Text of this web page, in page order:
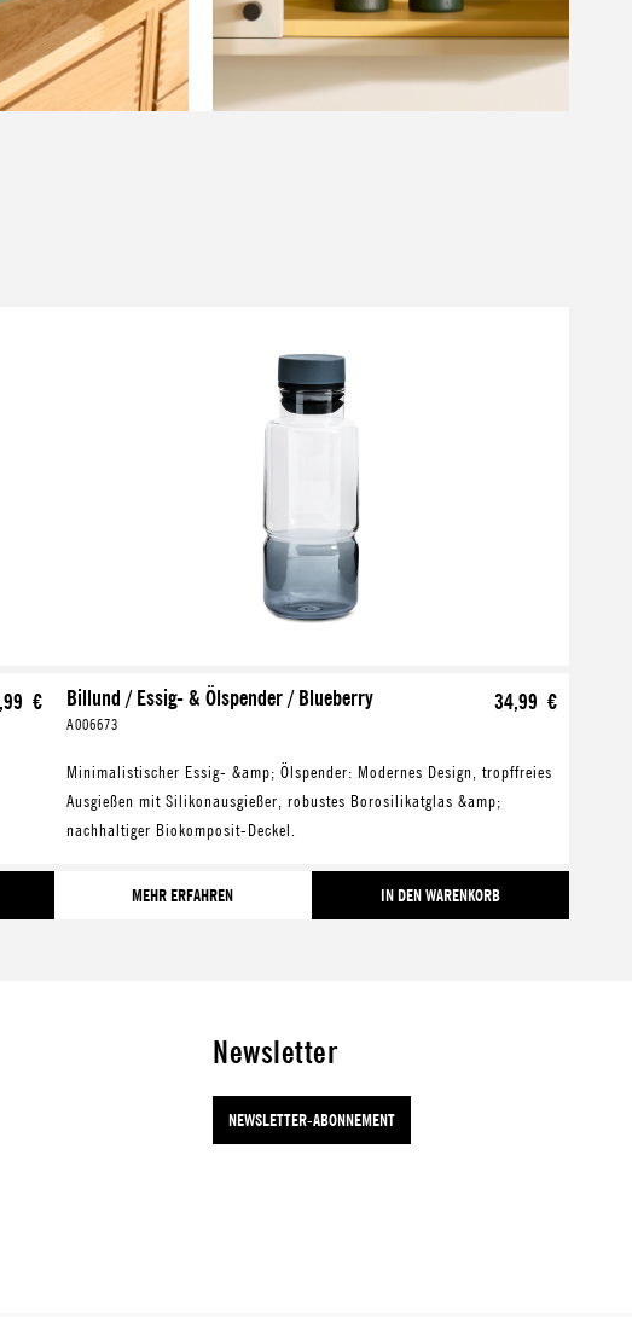
€ Billund / Essig- & Ölspender / Blueberry
A006673
34,99 €
Minimalistischer Essig- &amp; Ölspender: Modernes Design, tropffreies
Ausgießen mit Silikonausgießer, robustes Borosilikatglas &amp;
nachhaltiger Biokomposit-Deckel.
MEHR ERFAHREN IN DEN WARENKORB
Newsletter
NEWSLETTER-ABONNEMENT